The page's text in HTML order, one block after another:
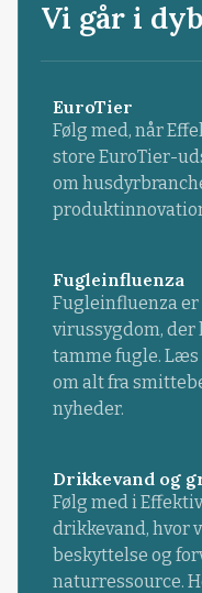
Vi går i
EuroTier
Følg med, når
store EuroTier-
om
Fugleinfluenza
Fugleinfluenza
virussygdom, der
tamme fugle.
om alt fra
nyheder.
Drikkevand og
Følg med i
drikkevand, hvor
beskyttelse og
naturressource.